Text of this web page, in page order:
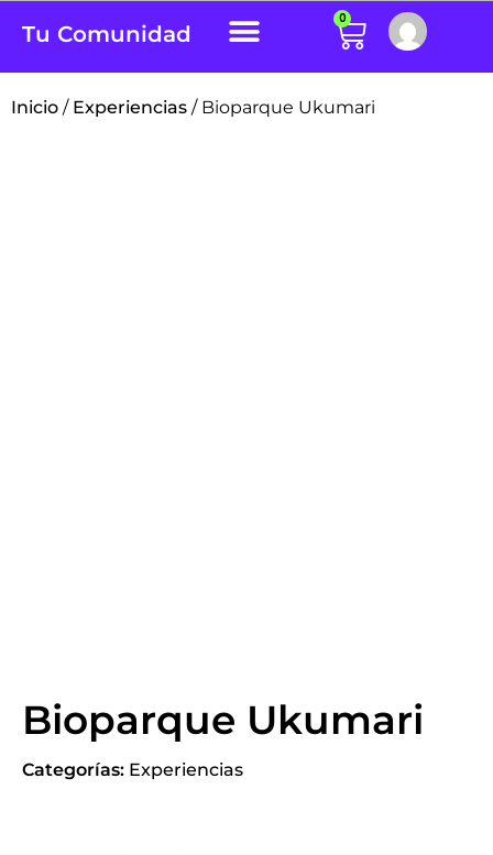
Tu Comunidad
0
Inicio / Experiencias / Bioparque Ukumari
Bioparque Ukumari
Categorías: Experiencias